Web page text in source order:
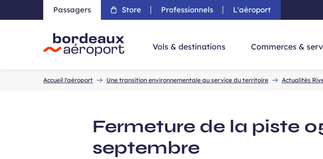
Aller au contenu principal -
Passagers Store Professionnels L'aéroport
Vols & destinations Commerces &
Accueil l'aéroport Une transition environnementale au service du territoire Actualités
Fermeture de la piste
septembre